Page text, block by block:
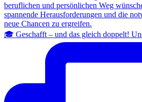
🎓 Geschafft – und das gleich doppelt!